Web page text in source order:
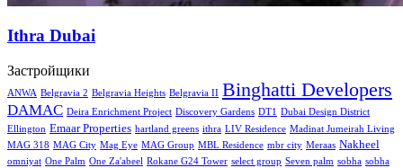
Ithra Dubai
Застройщики
ANWA Belgravia 2 Belgravia Heights Belgravia II Binghatti Developers
DAMAC Deira Enrichment Project Discovery Gardens DT1
Dubai Design District
Ellington Emaar Properties hartland greens ithra LIV Residence Madinat Jumeirah Living
MAG 318 MAG City Mag Eye MAG Group MBL Residence mbr city Meraas Nakheel
omniyat One Palm One Za'abeel Rokane G24 Tower select group Seven palm sobha sobha